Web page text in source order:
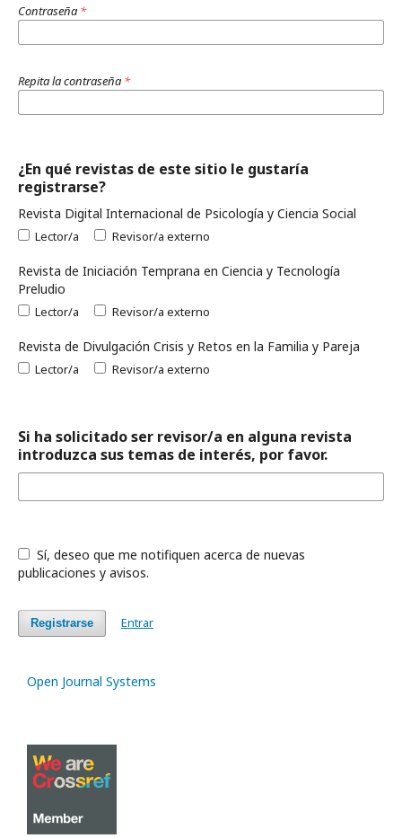
Contraseña *
Repita la contraseña *
¿En qué revistas de este sitio le gustaría
registrarse?
Revista Digital Internacional de Psicología y Ciencia Social
Lector/a Revisor/a externo
Revista de Iniciación Temprana en Ciencia y Tecnología
Preludio
Lector/a Revisor/a externo
Revista de Divulgación Crisis y Retos en la Familia y Pareja
Lector/a Revisor/a externo
Si ha solicitado ser revisor/a en alguna revista
introduzca sus temas de interés, por favor.
Sí, deseo que me notifiquen acerca de nuevas
publicaciones y avisos.
Registrarse Entrar
Open Journal Systems